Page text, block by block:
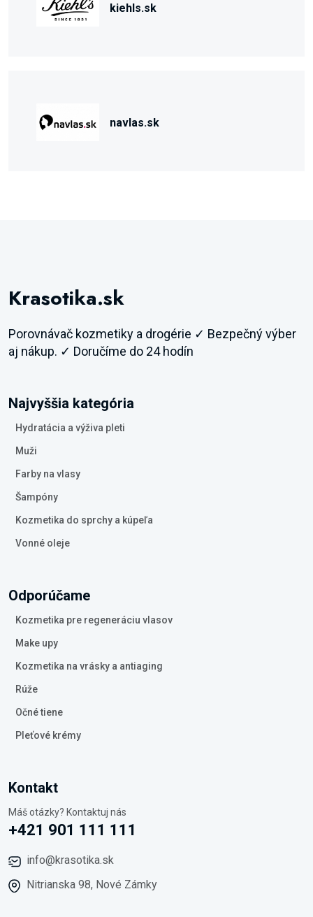
kiehls.sk
navlas.sk
Krasotika.sk
Porovnávač kozmetiky a drogérie ✓ Bezpečný výber
aj nákup. ✓ Doručíme do 24 hodín
Najvyššia kategória
Hydratácia a výživa pleti
Muži
Farby na vlasy
Šampóny
Kozmetika do sprchy a kúpeľa
Vonné oleje
Odporúčame
Kozmetika pre regeneráciu vlasov
Make upy
Kozmetika na vrásky a antiaging
Rúže
Očné tiene
Pleťové krémy
Kontakt
Máš otázky? Kontaktuj nás
+421 901 111 111
info@krasotika.sk
Nitrianska 98, Nové Zámky